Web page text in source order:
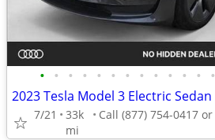
• • • • • • • • • • • • •
2023 Tesla Model 3 Electric Sedan
7/21
33k
mi